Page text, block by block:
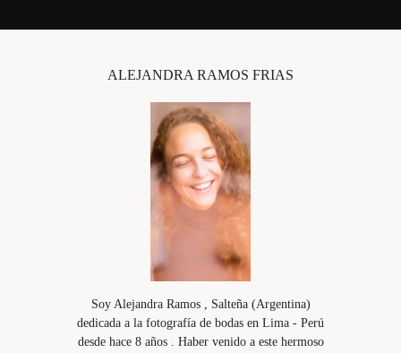
ALEJANDRA RAMOS FRIAS
Soy Alejandra Ramos , Salteña (Argentina)
dedicada a la fotografía de bodas en Lima - Perú
desde hace 8 años . Haber venido a este hermoso